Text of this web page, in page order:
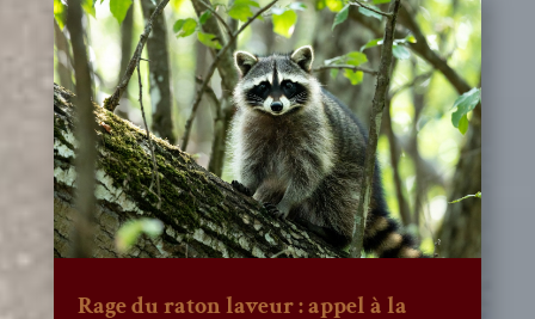
Rage du raton laveur : appel à la